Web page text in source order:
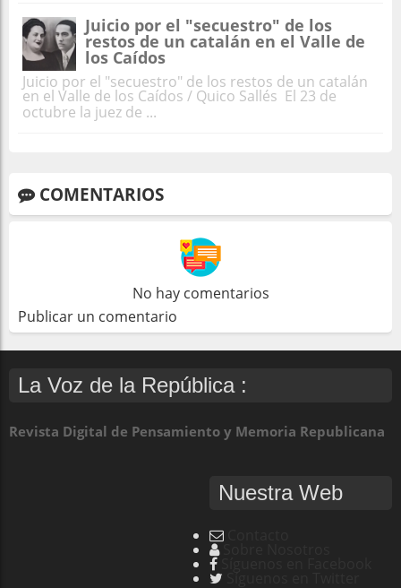
Juicio por el "secuestro" de los
restos de un catalán en el Valle de
los Caídos
Juicio por el "secuestro" de los restos de un catalán
en el Valle de los Caídos / Quico Sallés El 23 de
octubre la juez de ...
COMENTARIOS
No hay comentarios
Publicar un comentario
La Voz de la República :
Revista Digital de Pensamiento y Memoria Republicana
Nuestra Web